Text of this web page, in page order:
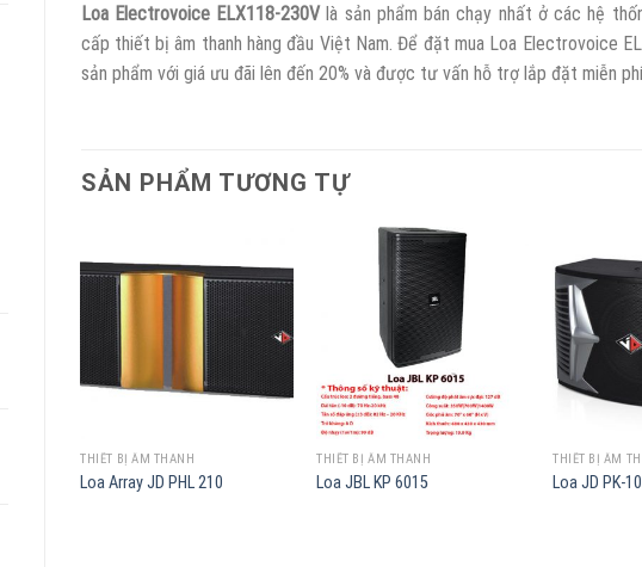
Loa Electrovoice ELX118-230Vlà sản phẩm bán chạy nhất ở các hệ
cấp thiết bị âm thanh hàng đầu Việt Nam. Để đặt mua Loa Electrovoice
sản phẩm với giá ưu đãi lên đến 20% và được tư vấn hỗ trợ lắp đặt miễn
SẢN PHẨM TƯƠNG TỰ
THIẾT BỊ ÂM THANH
Loa Array JD PHL 210
THIẾT BỊ ÂM THANH
Loa JBL KP 6015
THIẾT BỊ ÂM
Loa JD PK-